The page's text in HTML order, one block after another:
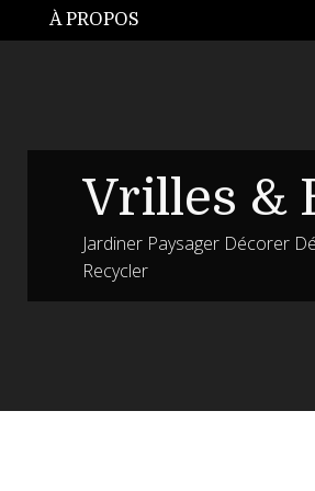
À PROPOS
Vrilles &
Jardiner Paysager Décorer
Recycler